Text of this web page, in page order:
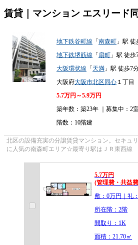
賃貸｜マンション エスリード
地下鉄谷町線 「南森町 」駅
地下鉄堺筋線 「扇町 」駅 徒歩
大阪環状線 「天満 」駅 徒歩7
大阪府大阪市北区同心 １丁目
5.7万円～5.9万円
築年数：築23年 ｜募集中： 2
階数：10階建
北区の設備充実の分譲賃貸マンション。セキュ
に人気の南森町エリア☆最寄り駅はＪＲ東西線
5.7万円
(管理費・共益
敷：0万円｜礼
所在階：2階
間取り：1K
面積：21.70㎡